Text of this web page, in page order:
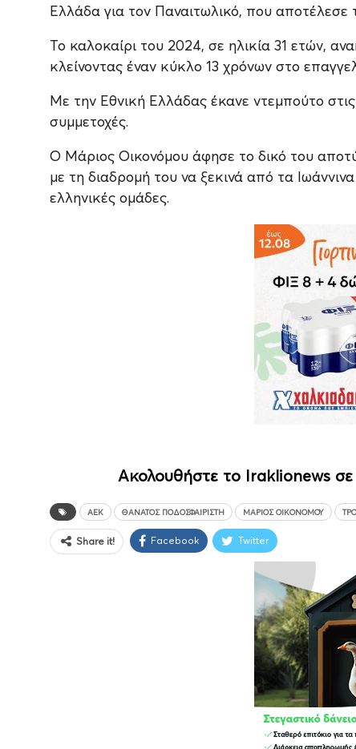
Ελλάδα για τον Παναιτωλικό, που αποτέλεσε
Το καλοκαίρι του 2024, σε ηλικία 31 ετών,
κλείνοντας έναν κύκλο 13 χρόνων στο
Με την Εθνική Ελλάδας έκανε ντεμπούτο
συμμετοχές.
Ο Μάριος Οικονόμου άφησε το δικό του
με τη διαδρομή του να ξεκινά από τα
ελληνικές ομάδες.
Ακολουθήστε το Iraklionews σε
ΑΕΚ ΘΆΝΑΤΟΣ ΠΟΔΟΣΦΑΙΡΙΣΤΉ ΜΆΡΙΟΣ ΟΙΚΟΝΌΜΟΥ
Share it! Facebook Twitter